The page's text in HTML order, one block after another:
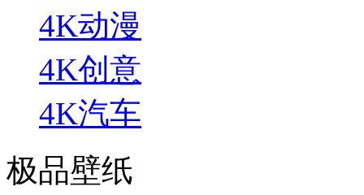
4K动漫
4K创意
4K汽车
极品壁纸